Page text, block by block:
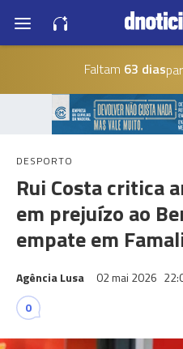
Faltam 63 dias
DESPORTO
Rui Costa critica
em prejuízo ao
empate em
Agência Lusa 02 mai 2026
0